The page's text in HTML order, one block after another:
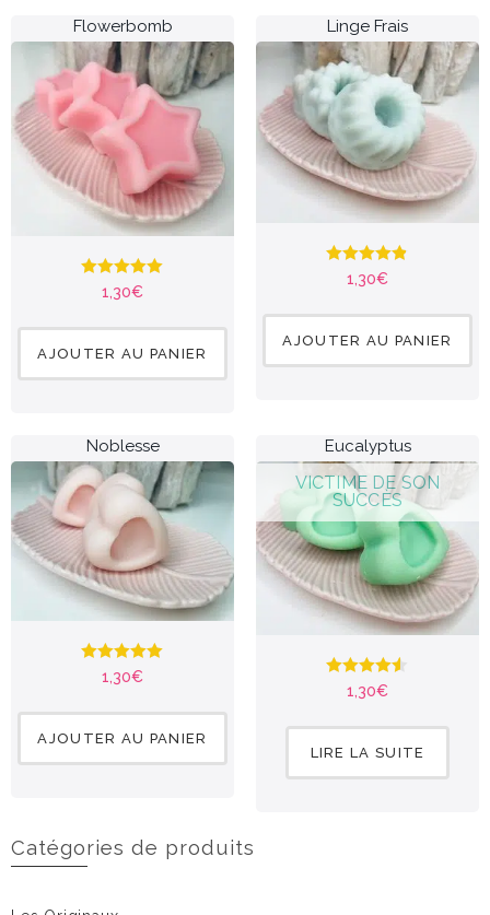
Flowerbomb
1,30€
Note5.00
sur 5
AJOUTER AU PANIER
Linge Frais
1,30€
Note4.84
sur 5
AJOUTER AU PANIER
Noblesse
1,30€
Note5.00
sur 5
AJOUTER AU PANIER
Eucalyptus
1,30€
Note4.47
sur 5
LIRE LA SUITE
Catégories de produits